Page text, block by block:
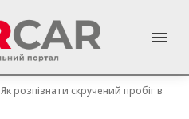
Як розпізнати скручений пробіг в